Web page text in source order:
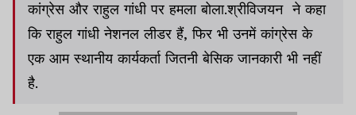
कांग्रेस और राहुल गांधी पर हमला बोला.श्रीविजयन ने कहा
कि राहुल गांधी नेशनल लीडर हैं, फिर भी उनमें कांग्रेस के
एक आम स्थानीय कार्यकर्ता जितनी बेसिक जानकारी भी नहीं
है.